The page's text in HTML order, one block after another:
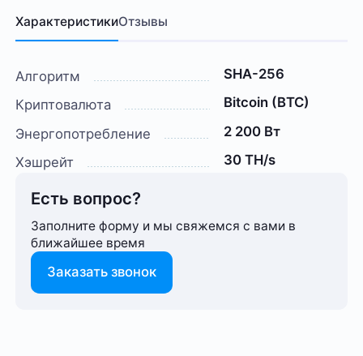
ХарактеристикиОтзывы
Алгоритм
SHA-256
Криптовалюта
Bitcoin (BTC)
Энергопотребление
2 200 Вт
Хэшрейт
30 TH/s
Есть вопрос?
Заполните форму и мы свяжемся с вами в
ближайшее время
Заказать звонок